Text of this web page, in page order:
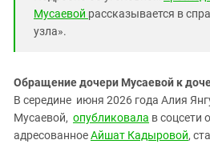
Мусаевой рассказывается в
узла».
Обращение дочери Мусаевой к
В середине июня 2026 года Алия
Мусаевой, опубликовала в соцсети
адресованноеАйшат Кадыровой,